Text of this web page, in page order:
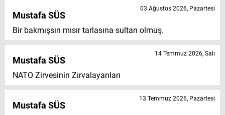
Mustafa SÜS
Bir bakmışsın mısır tarlasına sultan olmuş.
03 Ağustos 2026, Pazartesi
Mustafa SÜS
NATO Zirvesinin Zırvalayanları
14 Temmuz 2026, Salı
Mustafa SÜS
13 Temmuz 2026, Pazartesi